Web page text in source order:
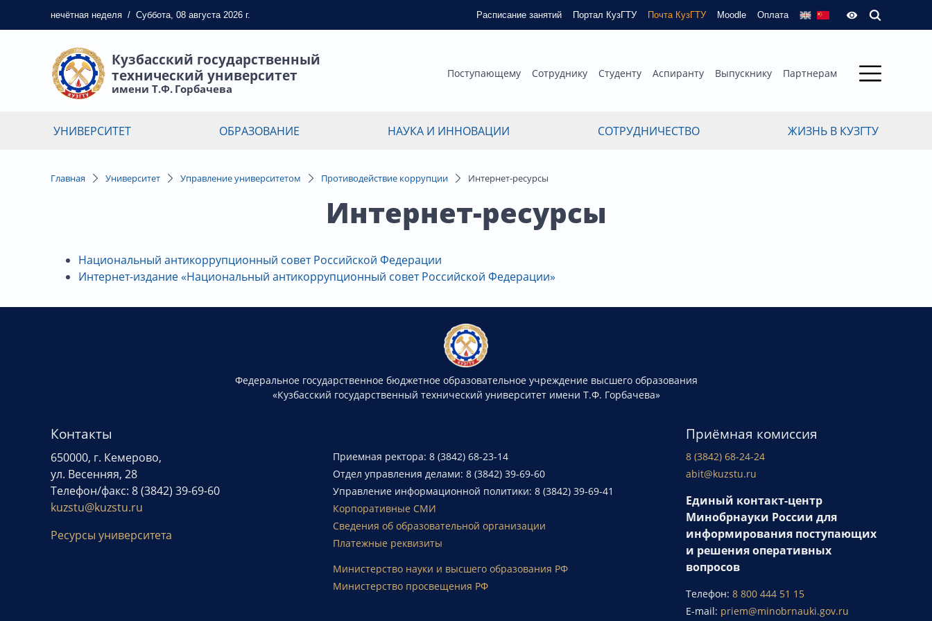
нечётная неделя / Суббота, 08 августа 2026 г. Расписание занятий Портал КузГТУ Почта КузГТУ Moodle Оплата
Кузбасский государственный
технический университет
имени Т.Ф. Горбачева
Поступающему Сотруднику Студенту Аспиранту Выпускнику Партнерам
УНИВЕРСИТЕТ ОБРАЗОВАНИЕ НАУКА И ИННОВАЦИИ СОТРУДНИЧЕСТВО ЖИЗНЬ В КУЗГТУ
Главная Университет Управление университетом Противодействие коррупции Интернет-ресурсы
Интернет-ресурсы
Национальный антикоррупционный совет Российской Федерации
Интернет-издание «Национальный антикоррупционный совет Российской Федерации»
Федеральное государственное бюджетное образовательное учреждение высшего образования
«Кузбасский государственный технический университет имени Т.Ф. Горбачева»
Контакты
650000, г. Кемерово,
ул. Весенняя, 28
Телефон/факс: 8 (3842) 39-69-60
kuzstu@kuzstu.ru
Ресурсы университета
Приемная ректора: 8 (3842) 68-23-14
Отдел управления делами: 8 (3842) 39-69-60
Управление информационной политики: 8 (3842) 39-69-41
Корпоративные СМИ
Сведения об образовательной организации
Платежные реквизиты
Министерство науки и высшего образования РФ
Министерство просвещения РФ
Приёмная комиссия
8 (3842) 68-24-24
abit@kuzstu.ru
Единый контакт-центр
Минобрнауки России для
информирования поступающих
и решения оперативных
вопросов
Телефон:8 800 444 51 15
E-mail: priem@minobrnauki.gov.ru